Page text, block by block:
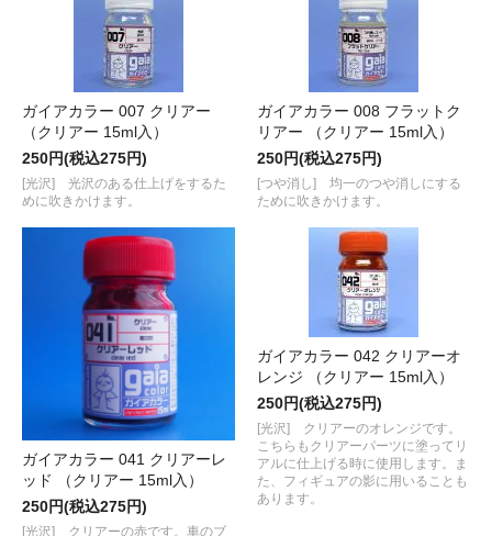
ガイアカラー 007 クリアー
（クリアー 15ml入）
250円(税込275円)
[光沢] 光沢のある仕上げをするた
めに吹きかけます。
ガイアカラー 008 フラットク
リアー （クリアー 15ml入）
250円(税込275円)
[つや消し] 均一のつや消しにする
ために吹きかけます。
ガイアカラー 041 クリアーレ
ッド （クリアー 15ml入）
250円(税込275円)
[光沢] クリアーの赤です。車のブ
ガイアカラー 042 クリアーオ
レンジ （クリアー 15ml入）
250円(税込275円)
[光沢] クリアーのオレンジです。
こちらもクリアーパーツに塗ってリ
アルに仕上げる時に使用します。ま
た、フィギュアの影に用いることも
あります。